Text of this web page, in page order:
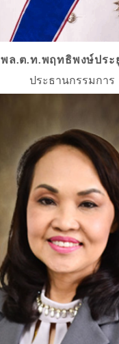
พล.ต.ท.พฤทธิพงษ์ประ
ประธานกรรมการ